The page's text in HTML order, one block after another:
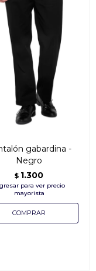
gabardina -
Negro
$ 1.300